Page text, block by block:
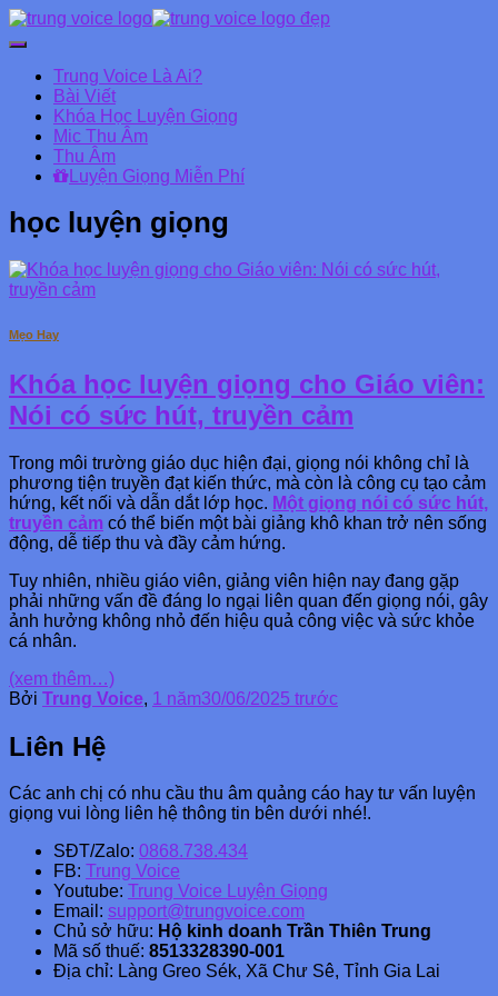
Chuyển
Danh
mục
chính
Trung Voice Là Ai?
Bài Viết
Khóa Học Luyện Giọng
Mic Thu Âm
Thu Âm
Luyện Giọng Miễn Phí
học luyện giọng
Mẹo Hay
Khóa học luyện giọng cho Giáo viên:
Nói có sức hút, truyền cảm
Trong môi trường giáo dục hiện đại, giọng nói không chỉ là
phương tiện truyền đạt kiến thức, mà còn là công cụ tạo cảm
hứng, kết nối và dẫn dắt lớp học. Một giọng nói có sức hút,
truyền cảm có thể biến một bài giảng khô khan trở nên sống
động, dễ tiếp thu và đầy cảm hứng.
Tuy nhiên, nhiều giáo viên, giảng viên hiện nay đang gặp
phải những vấn đề đáng lo ngại liên quan đến giọng nói, gây
ảnh hưởng không nhỏ đến hiệu quả công việc và sức khỏe
cá nhân.
(xem thêm…)
Bởi Trung Voice, 1 năm30/06/2025 trước
Liên Hệ
Các anh chị có nhu cầu thu âm quảng cáo hay tư vấn luyện
giọng vui lòng liên hệ thông tin bên dưới nhé!.
SĐT/Zalo: 0868.738.434
FB:
Trung Voice
Youtube:
Trung Voice Luyện Giọng
Email: support@trungvoice.com
Chủ sở hữu: Hộ kinh doanh Trần Thiên Trung
Mã số thuế: 8513328390-001
Địa chỉ: Làng Greo Sék, Xã Chư Sê, Tỉnh Gia Lai